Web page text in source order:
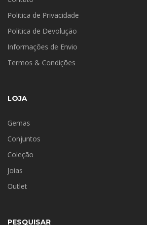
Politica de Privacidade
Politica de Devolução
Informações de Envio
Termos & Condições
LOJA
Gemas
Conjuntos
Coleção
Joias
Outlet
PESQUISAR